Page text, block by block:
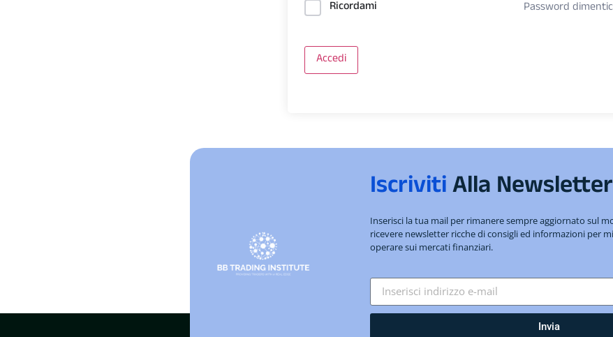
Ricordami Password
Accedi
IscrivitiAlla Newsletter
Inserisci la tua mail per rimanere sempre aggiornato sul
ricevere newsletter ricche di consigli ed informazioni per
operare sui mercati finanziari.
Invia